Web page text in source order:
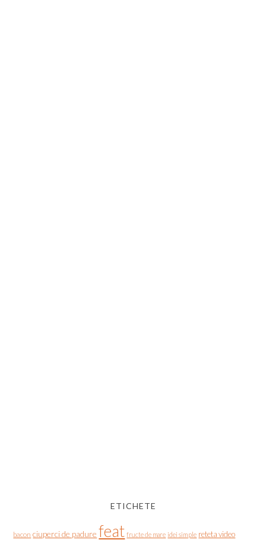
ETICHETE
bacon ciuperci de padure feat fructe de mare idei simple reteta video